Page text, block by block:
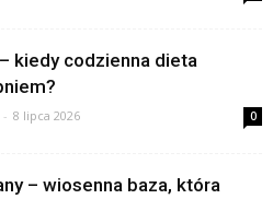
kiedy codzienna dieta
- 8 lipca 2026 0
– wiosenna baza, która